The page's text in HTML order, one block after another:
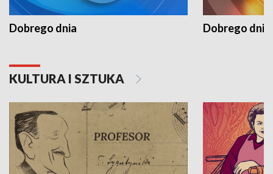
Dobrego dnia Dobrego dnia
KULTURA I SZTUKA